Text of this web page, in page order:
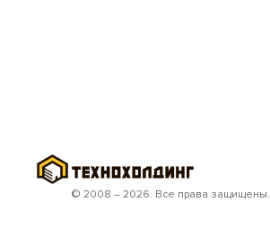
© 2008 – 2026. Все права защищены.